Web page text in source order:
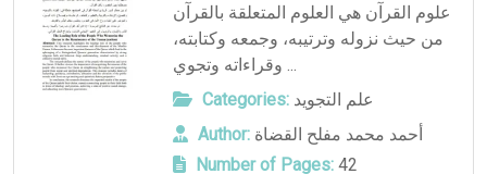
علوم القرآن هي العلوم المتعلقة بالقرآن
من حيث نزوله وترتيبه، وجمعه وكتابته،
وقراءاته وتجوي ...
Categories: علم التجويد
Author: أحمد محمد مفلح القضاة
Number of Pages:42